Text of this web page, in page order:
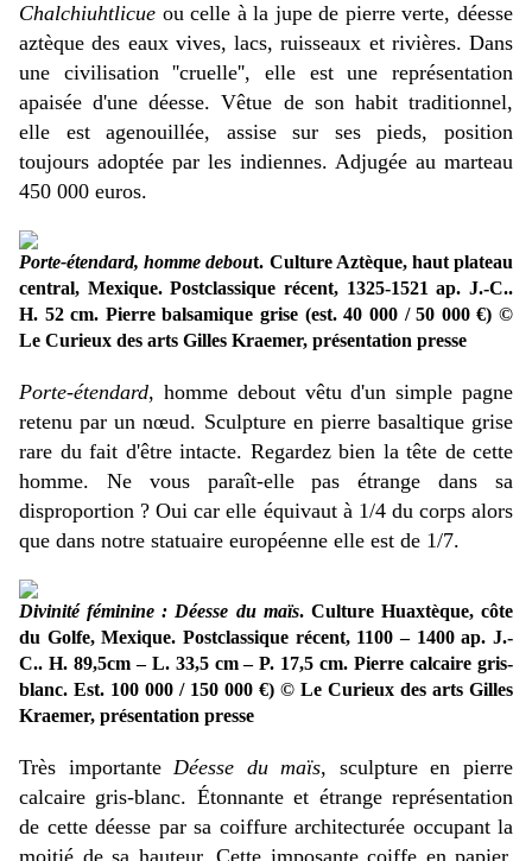
Chalchiuhtlicue ou celle à la jupe de pierre verte, déesse
aztèque des eaux vives, lacs, ruisseaux et rivières. Dans
une civilisation ''cruelle'', elle est une représentation
apaisée d'une déesse. Vêtue de son habit traditionnel,
elle est agenouillée, assise sur ses pieds, position
toujours adoptée par les indiennes. Adjugée au marteau
450 000 euros.
Porte-étendard, homme debout. Culture Aztèque, haut plateau
central, Mexique. Postclassique récent, 1325-1521 ap. J.-C..
H. 52 cm. Pierre balsamique grise (est. 40 000 / 50 000 €) ©
Le Curieux des arts Gilles Kraemer, présentation presse
Porte-étendard, homme debout vêtu d'un simple pagne
retenu par un nœud. Sculpture en pierre basaltique grise
rare du fait d'être intacte. Regardez bien la tête de cette
homme. Ne vous paraît-elle pas étrange dans sa
disproportion ? Oui car elle équivaut à 1/4 du corps alors
que dans notre statuaire européenne elle est de 1/7.
Divinité féminine : Déesse du maïs. Culture Huaxtèque, côte
du Golfe, Mexique. Postclassique récent, 1100 – 1400 ap. J.-
C.. H. 89,5cm – L. 33,5 cm – P. 17,5 cm. Pierre calcaire gris-
blanc. Est. 100 000 / 150 000 €) © Le Curieux des arts Gilles
Kraemer, présentation presse
Très importanteDéesse du maïs, sculpture en pierre
calcaire gris-blanc. Étonnante et étrange représentation
de cette déesse par sa coiffure architecturée occupant la